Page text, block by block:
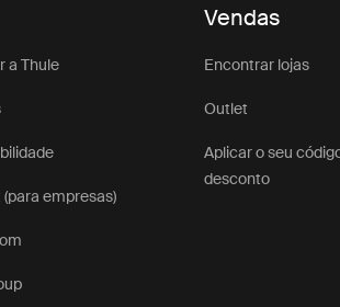
a Thule
empresas)
Vendas
Encontrar lojas
Outlet
Aplicar o seu
desconto